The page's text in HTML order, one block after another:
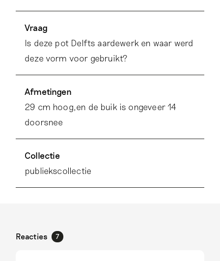
Vraag
Is deze pot Delfts aardewerk en waar werd
deze vorm voor gebruikt?
Afmetingen
29 cm hoog,en de buik is ongeveer 14
doorsnee
Collectie
publiekscollectie
Reacties 7